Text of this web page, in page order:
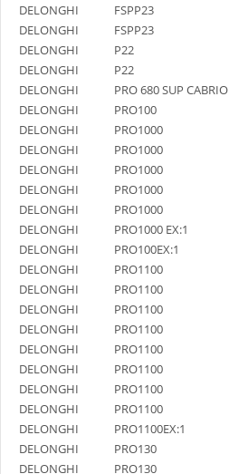
DELONGHI
FSPP23
DELONGHI
FSPP23
DELONGHI
P22
DELONGHI
P22
DELONGHI
PRO 680 SUP CABRIO
DELONGHI
PRO100
DELONGHI
PRO1000
DELONGHI
PRO1000
DELONGHI
PRO1000
DELONGHI
PRO1000
DELONGHI
PRO1000
DELONGHI
PRO1000 EX:1
DELONGHI
PRO100EX:1
DELONGHI
PRO1100
DELONGHI
PRO1100
DELONGHI
PRO1100
DELONGHI
PRO1100
DELONGHI
PRO1100
DELONGHI
PRO1100
DELONGHI
PRO1100
DELONGHI
PRO1100
DELONGHI
PRO1100EX:1
DELONGHI
PRO130
DELONGHI
PRO130